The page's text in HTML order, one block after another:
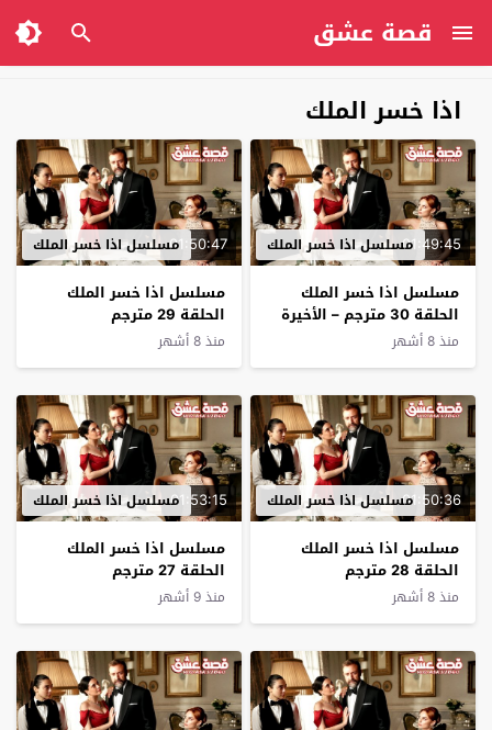
قصة عشق
اذا خسر الملك
01:49:45مسلسل اذا خسر الملك
مسلسل اذا خسر الملك
الحلقة 30 مترجم – الأخيرة
منذ 8 أشهر
01:50:47مسلسل اذا خسر الملك
مسلسل اذا خسر الملك
الحلقة 29 مترجم
منذ 8 أشهر
01:50:36مسلسل اذا خسر الملك
مسلسل اذا خسر الملك
الحلقة 28 مترجم
منذ 8 أشهر
01:53:15مسلسل اذا خسر الملك
مسلسل اذا خسر الملك
الحلقة 27 مترجم
منذ 9 أشهر